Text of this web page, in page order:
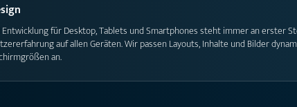
für Desktop, Tablets und Smartphones steht immer an erster
auf allen Geräten. Wir passen Layouts, Inhalte und Bilder
an.